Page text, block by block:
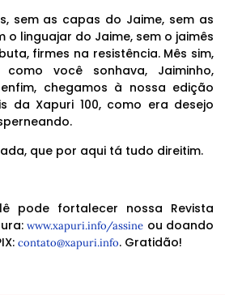
sem as capas do Jaime, sem as
o linguajar do Jaime, sem o jaimês
firmes na resistência. Mês sim,
você sonhava, Jaiminho,
chegamos à nossa edição
da Xapuri 100, como era desejo
que por aqui tá tudo direitim.
pode fortalecer nossa Revista
www.xapuri.info/assine ou doando
contato@xapuri.info. Gratidão!